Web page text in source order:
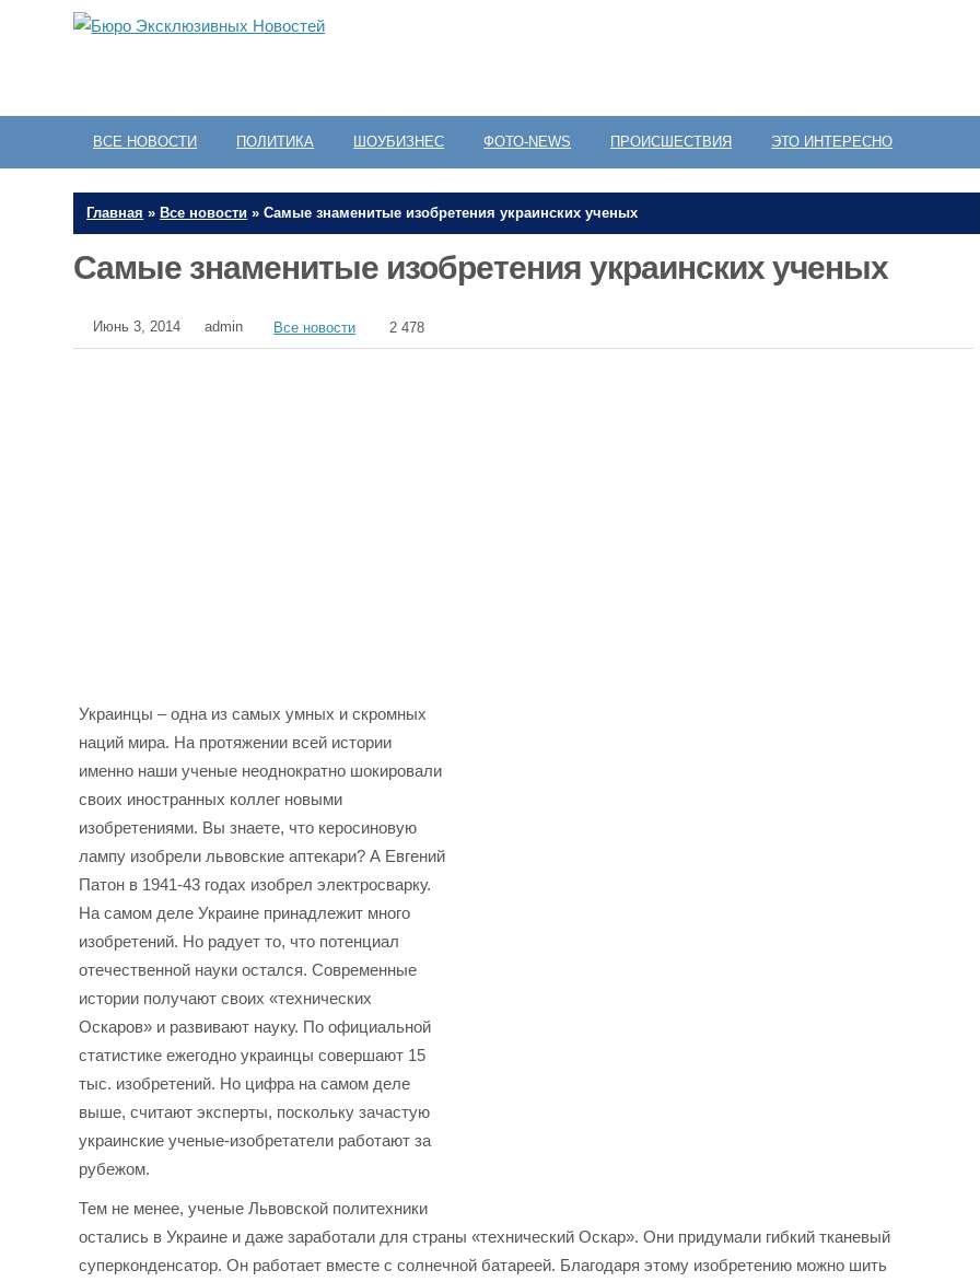
ВСЕ НОВОСТИ ПОЛИТИКА ШОУБИЗНЕС ФОТО-NEWS ПРОИСШЕСТВИЯ ЭТО ИНТЕРЕСНО
Главная » Все новости »Самые знаменитые изобретения украинских ученых
Самые знаменитые изобретения украинских ученых
Июнь 3, 2014 admin Все новости 2 478
Украинцы – одна из самых умных и скромных
наций мира. На протяжении всей истории
именно наши ученые неоднократно шокировали
своих иностранных коллег новыми
изобретениями. Вы знаете, что керосиновую
лампу изобрели львовские аптекари? А Евгений
Патон в 1941-43 годах изобрел электросварку.
На самом деле Украине принадлежит много
изобретений. Но радует то, что потенциал
отечественной науки остался. Современные
истории получают своих «технических
Оскаров» и развивают науку. По официальной
статистике ежегодно украинцы совершают 15
тыс. изобретений. Но цифра на самом деле
выше, считают эксперты, поскольку зачастую
украинские ученые-изобретатели работают за
рубежом.
Тем не менее, ученые Львовской политехники
остались в Украине и даже заработали для страны «технический Оскар». Они придумали гибкий тканевый
суперконденсатор. Он работает вместе с солнечной батареей. Благодаря этому изобретению можно шить